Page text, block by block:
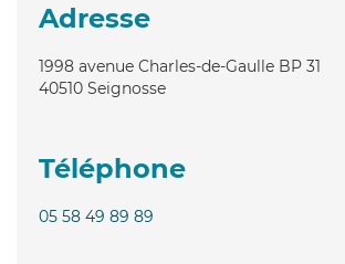
Adresse
1998 avenue Charles-de-Gaulle BP 31
40510 Seignosse
Téléphone
05 58 49 89 89